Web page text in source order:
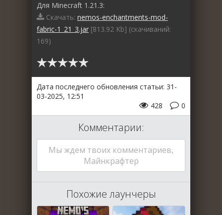
Для Minecraft 1.21.3:
Скачать: nemos-enchantments-mod-
fabric-1_21_3.jar [813.92 Kb] (cкачиваний:
169)
Дата последнего обновления статьи: 31-
03-2025, 12:51
0
428
Комментарии:
Мы ждем твоих комментариев,
Майнкрафтер
Похожие лаунчеры